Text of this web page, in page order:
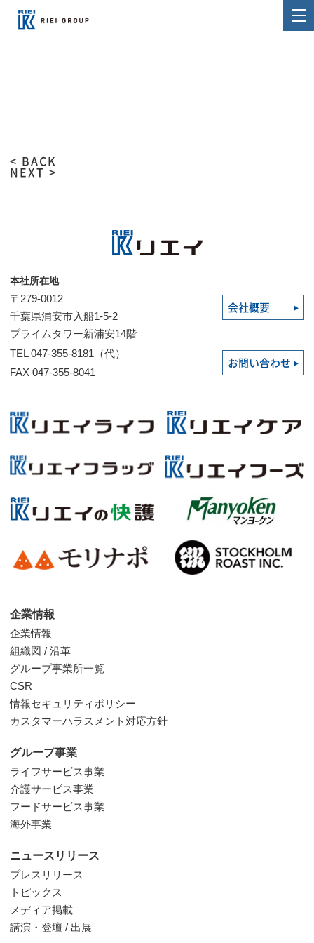
< BACK
NEXT >
本社所在地
〒279-0012
千葉県浦安市入船1-5-2
プライムタワー新浦安14階
会社概要
TEL 047-355-8181（代）
FAX 047-355-8041
お問い合わせ
企業情報
企業情報
組織図 / 沿革
グループ事業所一覧
CSR
情報セキュリティポリシー
カスタマーハラスメント対応方針
グループ事業
ライフサービス事業
介護サービス事業
フードサービス事業
海外事業
ニュースリリース
プレスリリース
トピックス
メディア掲載
講演・登壇 / 出展